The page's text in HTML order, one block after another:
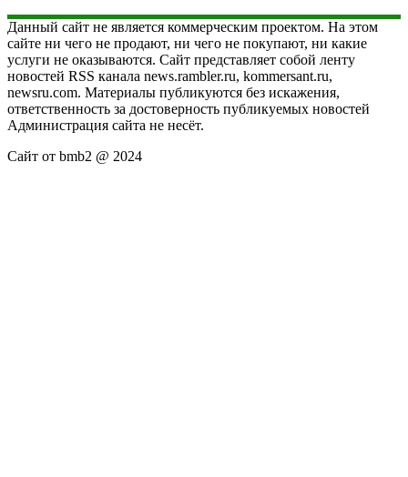
Данный сайт не является коммерческим проектом. На этом
сайте ни чего не продают, ни чего не покупают, ни какие
услуги не оказываются. Сайт представляет собой ленту
новостей RSS канала news.rambler.ru, kommersant.ru,
newsru.com. Материалы публикуются без искажения,
ответственность за достоверность публикуемых новостей
Администрация сайта не несёт.
Сайт от bmb2 @ 2024